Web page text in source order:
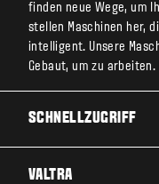
finden neue Wege, um
stellen Maschinen her,
intelligent. Unsere
Gebaut, um zu arbeiten.
SCHNELLZUGRIFF
VALTRA